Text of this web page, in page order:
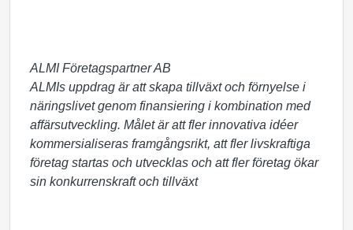
ALMI Företagspartner AB
ALMIs uppdrag är att skapa tillväxt och förnyelse i
näringslivet genom finansiering i kombination med
affärsutveckling. Målet är att fler innovativa idéer
kommersialiseras framgångsrikt, att fler livskraftiga
företag startas och utvecklas och att fler företag ökar
sin konkurrenskraft och tillväxt